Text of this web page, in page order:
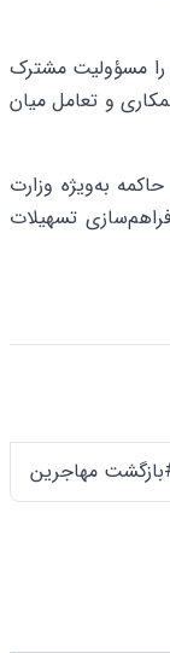
را مسؤولیت مشترک
و تعامل میان
به‌ویژه وزارت
تسهیلات
مهاجرین